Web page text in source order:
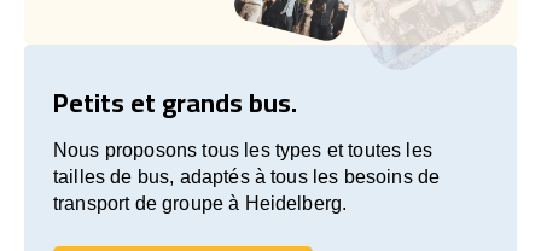
Petits et grands bus.
Nous proposons tous les types et toutes les
tailles de bus, adaptés à tous les besoins de
transport de groupe à Heidelberg.